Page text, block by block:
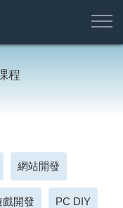
程
網站開發
戲開發 PC DIY